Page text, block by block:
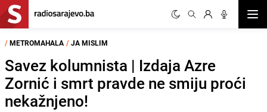
/ METROMAHALA / JA MISLIM
Savez kolumnista | Izdaja Azre
Zornić i smrt pravde ne smiju proći
nekažnjeno!